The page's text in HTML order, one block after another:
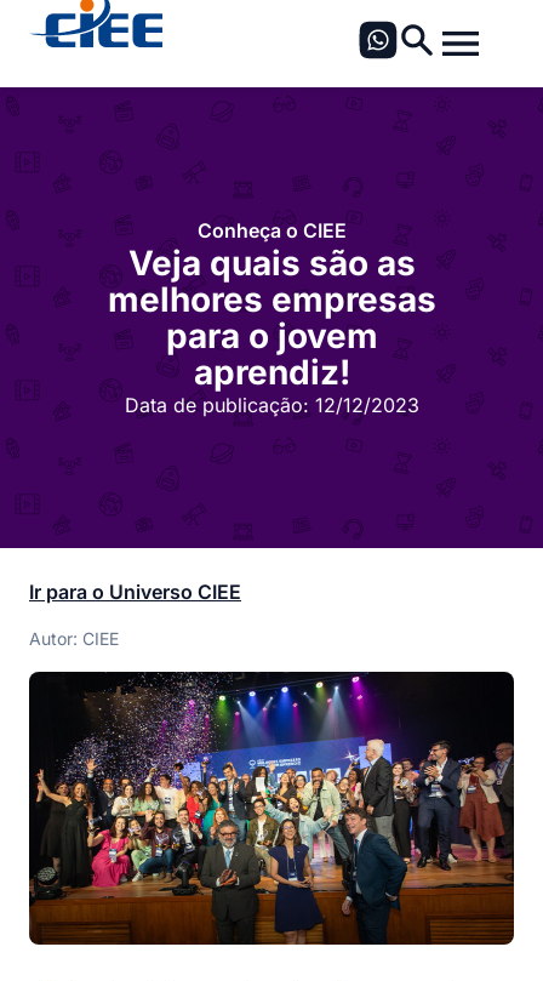
Conheça o CIEE
Veja quais são as
melhores empresas
para o jovem
aprendiz!
Data de publicação: 12/12/2023
Ir para o Universo CIEE
Autor: CIEE